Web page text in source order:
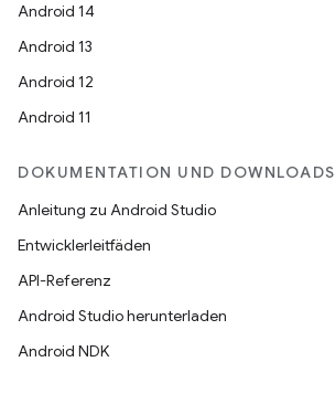
Android 14
Android 13
Android 12
Android 11
DOKUMENTATION UND DOWNLOADS
Anleitung zu Android Studio
Entwicklerleitfäden
API-Referenz
Android Studio herunterladen
Android NDK